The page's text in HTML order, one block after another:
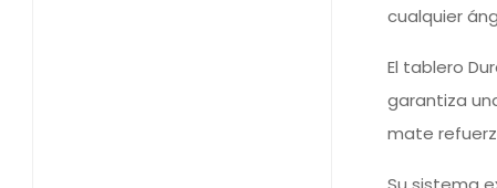
cualquier
El tablero
garantiza
mate